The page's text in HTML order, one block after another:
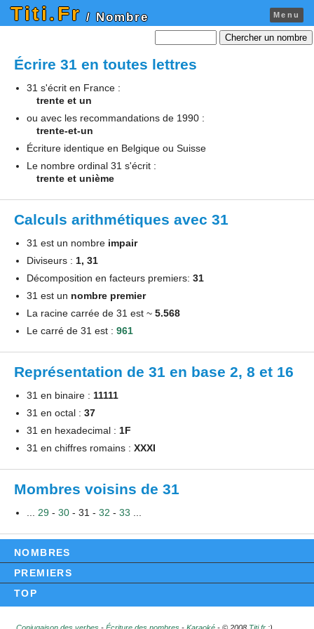
Titi.Fr / Nombre Menu
Chercher un nombre
Écrire 31 en toutes lettres
31 s'écrit en France :
trente et un
ou avec les recommandations de 1990 :
trente-et-un
Écriture identique en Belgique ou Suisse
Le nombre ordinal 31 s'écrit :
trente et unième
Calculs arithmétiques avec 31
31 est un nombre impair
Diviseurs : 1, 31
Décomposition en facteurs premiers: 31
31 est un nombre premier
La racine carrée de 31 est ~ 5.568
Le carré de 31 est : 961
Représentation de 31 en base 2, 8 et 16
31 en binaire : 11111
31 en octal : 37
31 en hexadecimal : 1F
31 en chiffres romains : XXXI
Mombres voisins de 31
29- 30- 31 - 32 - 33
NOMBRES
PREMIERS
TOP